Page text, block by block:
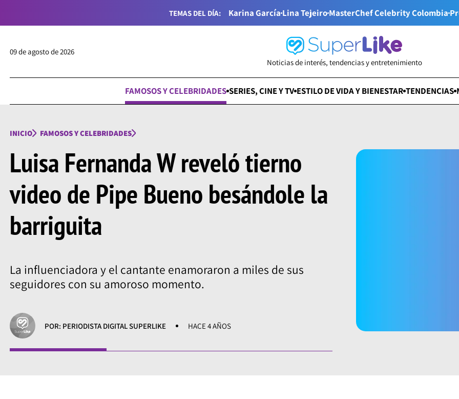
TEMAS DEL DÍA: Karina GarcíaLina TejeiroMasterChef Celebrity Colombia
09 de agosto de 2026
Noticias de interés, tendencias y entretenimiento
FAMOSOS Y CELEBRIDADES SERIES, CINE Y TV ESTILO DE VIDA Y BIENESTAR TENDENCIAS
INICIO FAMOSOS Y CELEBRIDADES
Luisa Fernanda W reveló tierno
video de Pipe Bueno besándole la
barriguita
La influenciadora y el cantante enamoraron a miles de sus
seguidores con su amoroso momento.
POR: PERIODISTA DIGITAL SUPERLIKE HACE 4 AÑOS